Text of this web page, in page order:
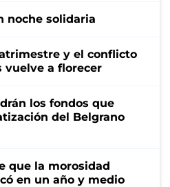
noche solidaria
y el conflicto
vuelve a florecer
los fondos que
del Belgrano
que la morosidad
en un año y medio